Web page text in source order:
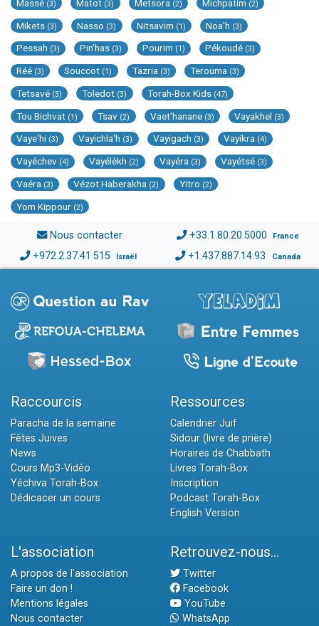
Massé (3) Matot (3) Metsora (2) Michpatim (2)
Mikets (3) Nasso (3) Nitsavim (1) Noa'h (3)
Pessah (3) Pin'has (3) Pourim (1) Pékoudé (3)
Réé (3) Souccot (1) Tazria (3) Terouma (3)
Tetsavé (3) Toledot (3) Torah-Box Kids (47)
Tou Bichvat (1) Tsav (2) Vaet'hanane (3) Vayakhel (3)
Vaye'hi (3) Vayichla'h (3) Vayigach (3) Vayikra (4)
Vayéchev (4) Vayélèkh (2) Vayéra (3) Vayétsé (3)
Vaéra (3) Vézot Haberakha (2) Yitro (2)
Yom Kippour (2)
Nous contacter +33.1.80.20.5000 France
+972.2.37.41.515 Israël +1.437.887.14.93 Canada
Raccourcis
Paracha de la semaine
Fêtes Juives
News
Cours Mp3-Vidéo
Yéchiva Torah-Box
Dédicacer un cours
Ressources
Calendrier Juif
Sidour (livre de prière)
Horaires de Chabbath
Livres Torah-Box
Inscription
Podcast Torah-Box
English Version
L'association
A propos de l'association
Faire un don !
Mentions légales
Nous contacter
Retrouvez-nous...
Twitter
Facebook
YouTube
WhatsApp